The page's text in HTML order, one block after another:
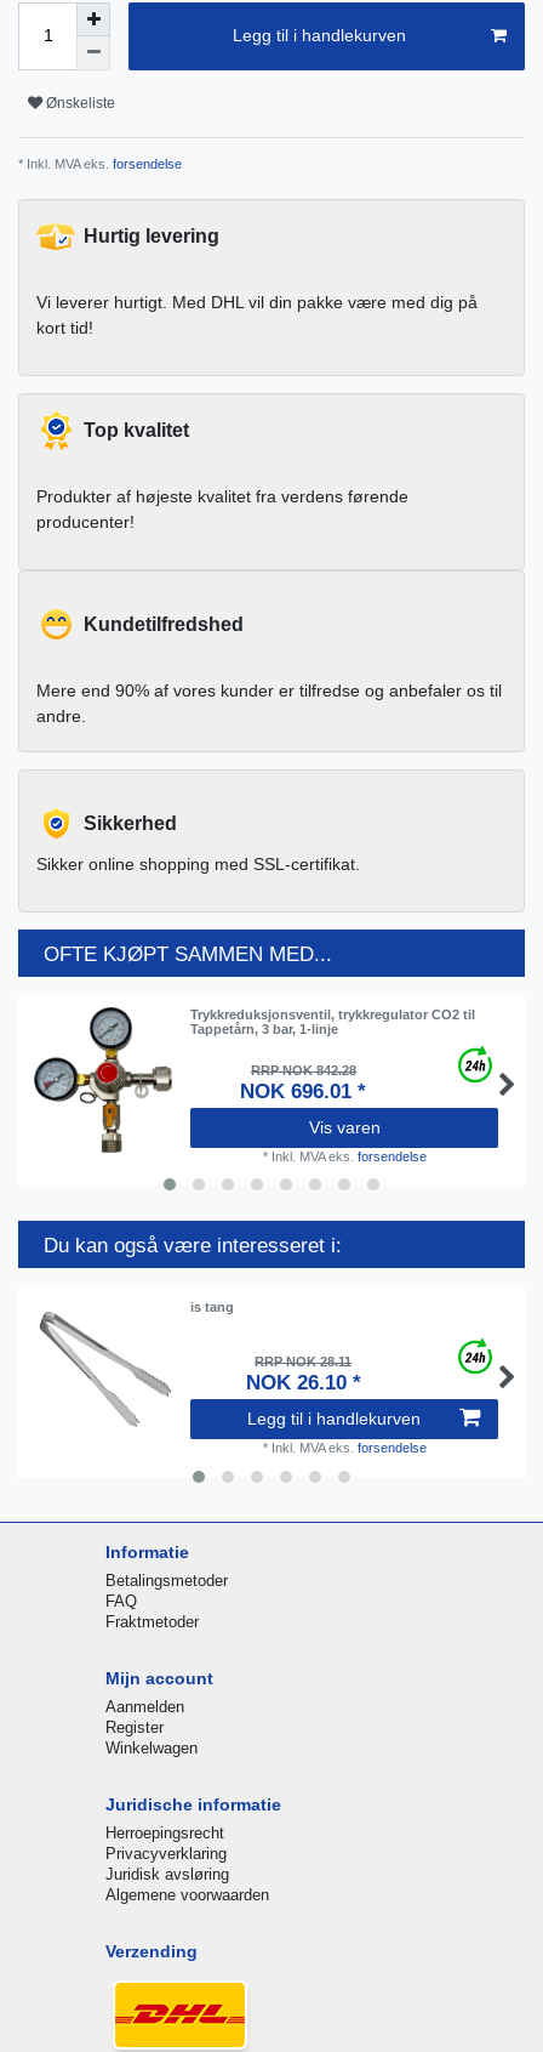
Legg til i handlekurven
Ønskeliste
* Inkl. MVA eks. forsendelse
Hurtig levering
Vi leverer hurtigt. Med DHL vil din pakke være med dig på
kort tid!
Top kvalitet
Produkter af højeste kvalitet fra verdens førende
producenter!
Kundetilfredshed
Mere end 90% af vores kunder er tilfredse og anbefaler os til
andre.
Sikkerhed
Sikker online shopping med SSL-certifikat.
OFTE KJØPT SAMMEN MED...
Trykkreduksjonsventil, trykkregulator CO2 til
Tappetårn, 3 bar, 1-linje
RRP NOK 842.28
NOK 696.01 *
Vis varen
* Inkl. MVAeks. forsendelse
Du kan også være interesseret i:
is tang
RRP NOK 28.11
NOK 26.10 *
Legg til i handlekurven
* Inkl. MVAeks. forsendelse
Informatie
Betalingsmetoder
FAQ
Fraktmetoder
Mijn account
Aanmelden
Register
Winkelwagen
Juridische informatie
Herroepingsrecht
Privacyverklaring
Juridisk avsløring
Algemene voorwaarden
Verzending